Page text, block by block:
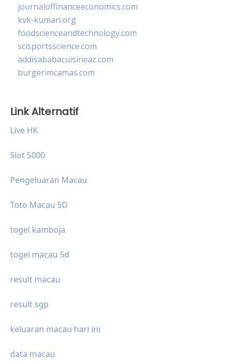
journaloffinanceeconomics.com
kvk-kumari.org
foodscienceandtechnology.com
scisportsscience.com
addisababacuisineaz.com
burgerimcamas.com
Link Alternatif
Live HK
Slot 5000
Pengeluaran Macau
Toto Macau 5D
togel kamboja
togel macau 5d
result macau
result sgp
keluaran macau hari ini
data macau